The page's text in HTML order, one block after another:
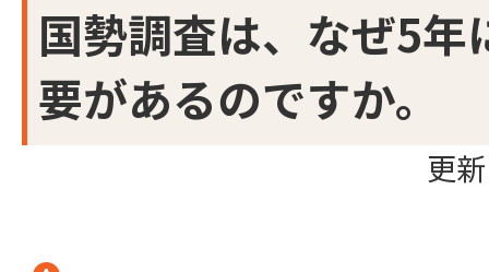
国勢調査は、なぜ5年
要があるのですか。
更